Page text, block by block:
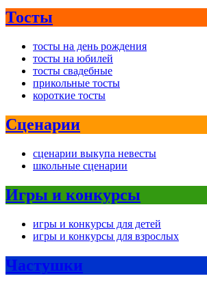
Тосты
тосты на день рождения
тосты на юбилей
тосты свадебные
прикольные тосты
короткие тосты
Сценарии
сценарии выкупа невесты
школьные сценарии
Игры и конкурсы
игры и конкурсы для детей
игры и конкурсы для взрослых
Частушки